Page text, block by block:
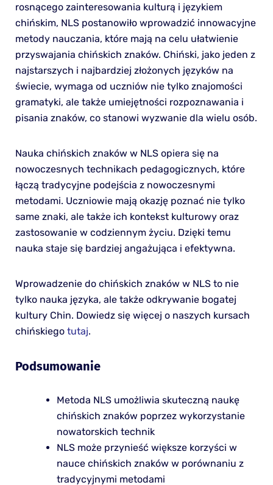
rosnącego zainteresowania kulturą i językiem
chińskim, NLS postanowiło wprowadzić innowacyjne
metody nauczania, które mają na celu ułatwienie
przyswajania chińskich znaków. Chiński, jako jeden z
najstarszych i najbardziej złożonych języków na
świecie, wymaga od uczniów nie tylko znajomości
gramatyki, ale także umiejętności rozpoznawania i
pisania znaków, co stanowi wyzwanie dla wielu osób.
Nauka chińskich znaków w NLS opiera się na
nowoczesnych technikach pedagogicznych, które
łączą tradycyjne podejścia z nowoczesnymi
metodami. Uczniowie mają okazję poznać nie tylko
same znaki, ale także ich kontekst kulturowy oraz
zastosowanie w codziennym życiu. Dzięki temu
nauka staje się bardziej angażująca i efektywna.
Wprowadzenie do chińskich znaków w NLS to nie
tylko nauka języka, ale także odkrywanie bogatej
kultury Chin. Dowiedz się więcej o naszych kursach
chińskiego tutaj.
Podsumowanie
Metoda NLS umożliwia skuteczną naukę
chińskich znaków poprzez wykorzystanie
nowatorskich technik
NLS może przynieść większe korzyści w
nauce chińskich znaków w porównaniu z
tradycyjnymi metodami